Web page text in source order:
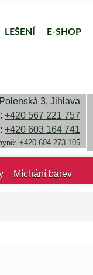
LEŠENÍ E-SHOP
3, Jihlava
+420 567 221 757
+420 603 164 741
+420 604 273 105
Míchání barev